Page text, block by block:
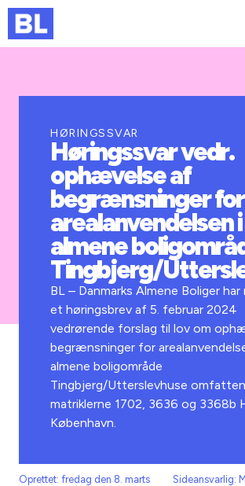
Kurser og arrangementer
Jobportalen
HØRINGSSVAR
Høringssvar vedr.
ophævelse af
begrænsninger for
arealanvendelsen
almene
Tingbjerg/
BL – Danmarks Almene Boliger
et høringsbrev af 5. februar 2024
vedrørende forslag til lov om
begrænsninger for
almene boligområde
Tingbjerg/Utterslevhuse
matriklerne 1702, 3636 og 3368b
København.
Oprettet: fredag den 8. marts
Sideansvarlig: